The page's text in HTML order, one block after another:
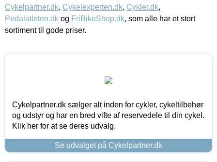
Cykelpartner.dk, Cykelexperten.dk, Cykler.dk,
Pedalatleten.dk og FriBikeShop.dk, som alle har et stort
sortiment til gode priser.
Cykelpartner.dk sælger alt inden for cykler, cykeltilbehør
og udstyr og har en bred vifte af reservedele til din cykel.
Klik her for at se deres udvalg.
Se udvalget på Cykelpartner.dk